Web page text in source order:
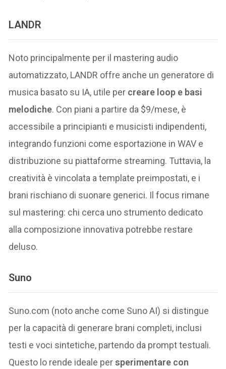
LANDR
Noto principalmente per il mastering audio
automatizzato, LANDR offre anche un generatore di
musica basato su IA, utile per creare loop e basi
melodiche. Con piani a partire da $9/mese, è
accessibile a principianti e musicisti indipendenti,
integrando funzioni come esportazione in WAV e
distribuzione su piattaforme streaming. Tuttavia, la
creatività è vincolata a template preimpostati, e i
brani rischiano di suonare generici. Il focus rimane
sul mastering: chi cerca uno strumento dedicato
alla composizione innovativa potrebbe restare
deluso.
Suno
Suno.com (noto anche come Suno AI) si distingue
per la capacità di generare brani completi, inclusi
testi e voci sintetiche, partendo da prompt testuali.
Questo lo rende ideale persperimentare con